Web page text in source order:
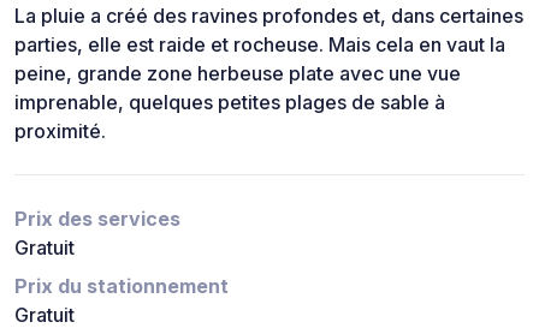
La pluie a créé des ravines profondes et, dans certaines
parties, elle est raide et rocheuse. Mais cela en vaut la
peine, grande zone herbeuse plate avec une vue
imprenable, quelques petites plages de sable à
proximité.
Prix des services
Gratuit
Prix du stationnement
Gratuit